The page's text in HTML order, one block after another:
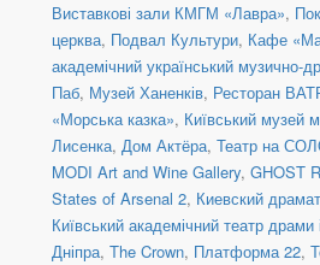
Виставкові зали КМГМ «Лавра»,
церква, Подвал Культури, Кафе
академічний український музично-
Паб, Музей Ханенків, Ресторан
«Морська казка», Київський музей
Лисенка, Дом Актёра, Театр на
MODI Art and Wine Gallery, GHOST
States of Arsenal 2, Киевский
Київський академічний театр драми
Дніпра, The Crown, Платформа 22,